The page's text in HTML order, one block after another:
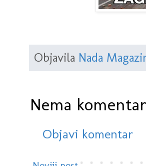
Objavila Nada
Nema
Objavi komentar